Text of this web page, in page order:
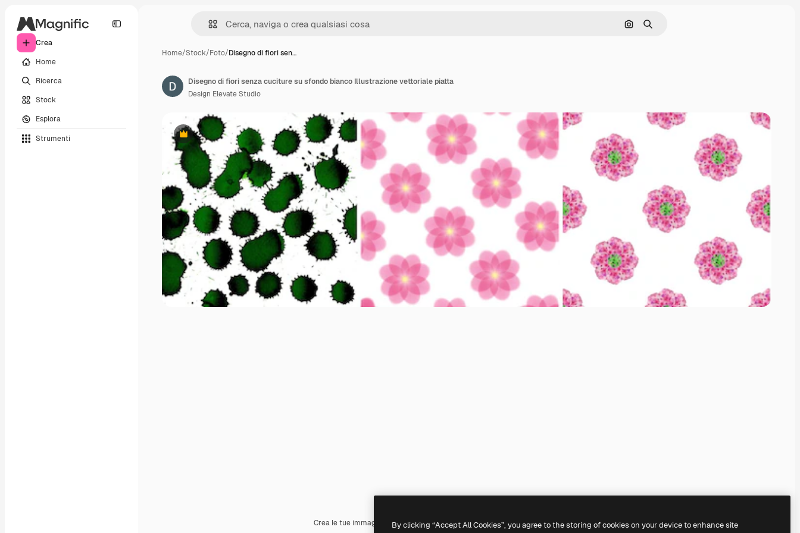
Crea
Home
Ricerca
Stock
Esplora
Strumenti
Cerca per immagine
Ricerca
Home/Stock/Foto/Disegno di fiori sen…
Premium
Crea le tue immagini con il generatore di immaginie modificale con il nostro editor di foto.
Disegno di fiori senza cuciture su sfondo bianco Illustrazione vettoriale piatta
Design Elevate Studio
By clicking “Accept All Cookies”, you agree to the storing of cookies on your device to enhance site